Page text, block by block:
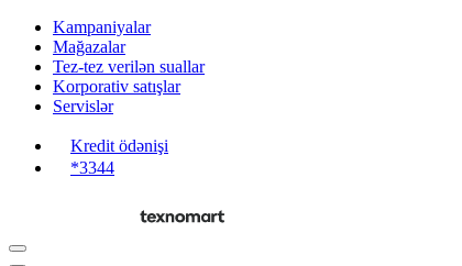
Kampaniyalar
Mağazalar
Tez-tez verilən suallar
Korporativ satışlar
Servislər
Kredit ödənişi
*3344